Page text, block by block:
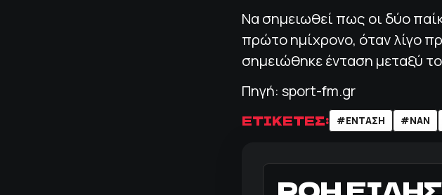
Να σημειωθεί πως οι δύο
πρώτο ημίχρονο, όταν λίγο
σημειώθηκε ένταση μεταξύ
Πηγή: sport-fm.gr
ΕΤΙΚΕΤΕΣ: #ΕΝΤΑΣΗ #ΝΑΝ